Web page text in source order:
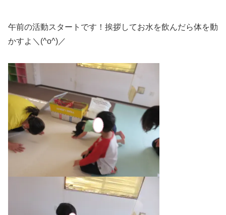
午前の活動スタートです！挨拶してお水を飲んだら体を動
かすよ＼(^o^)／